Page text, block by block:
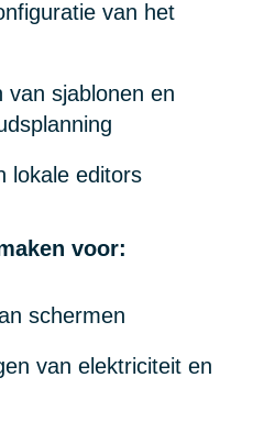
van het
van sjablonen en
lokale editors
voor:
schermen
van elektriciteit en